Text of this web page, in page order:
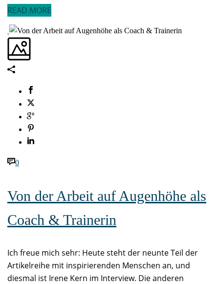
READ MORE
0
Von der Arbeit auf Augenhöhe als
Coach & Trainerin
Ich freue mich sehr: Heute steht der neunte Teil der
Artikelreihe mit inspirierenden Menschen an, und
diesmal ist Irene Kern im Interview. Die anderen